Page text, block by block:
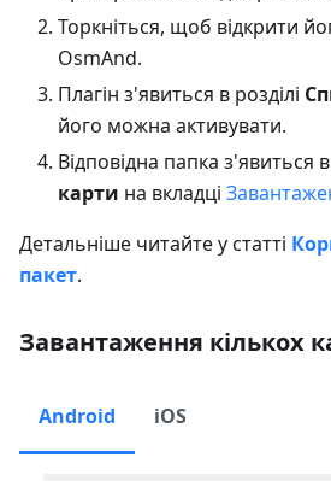
Торкніться, щоб відкрити
OsmAnd.
Плагін з'явиться в розділі
його можна активувати.
Відповідна папка з'явиться в
карти на вкладці
Детальніше читайте у статті
пакет.
Завантаження кількох
Android iOS